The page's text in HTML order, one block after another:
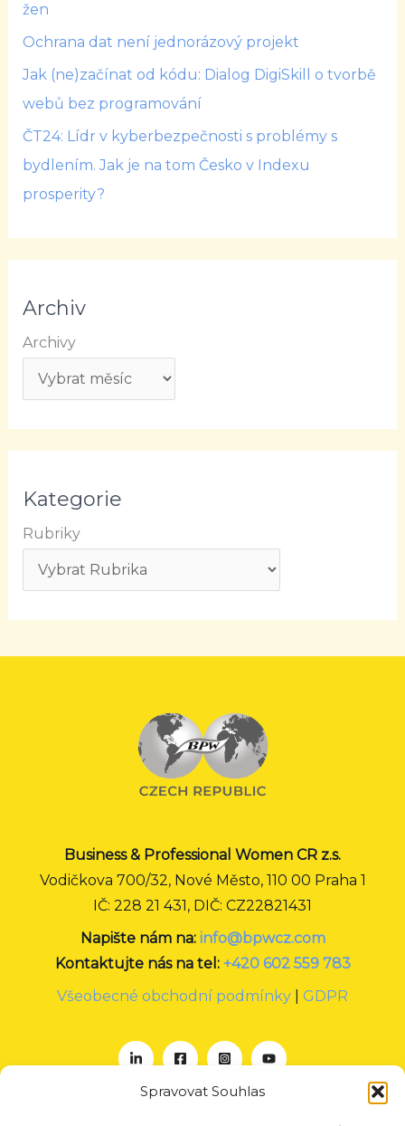
Spravovat Souhlas
žen
Ochrana dat není jednorázový projekt
Jak (ne)začínat od kódu: Dialog DigiSkill o tvorbě
webů bez programování
ČT24: Lídr v kyberbezpečnosti s problémy s
bydlením. Jak je na tom Česko v Indexu
prosperity?
Archiv
Archivy
Kategorie
Rubriky
Business & Professional Women CR z.s.
Vodičkova 700/32, Nové Město, 110 00 Praha 1
IČ: 228 21 431, DIČ: CZ22821431
Napište nám na: info@bpwcz.com
Kontaktujte nás na tel: +420 602 559 783
Všeobecné obchodní podmínky
GDPR